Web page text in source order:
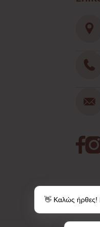
👋 Καλώς ήρθες!